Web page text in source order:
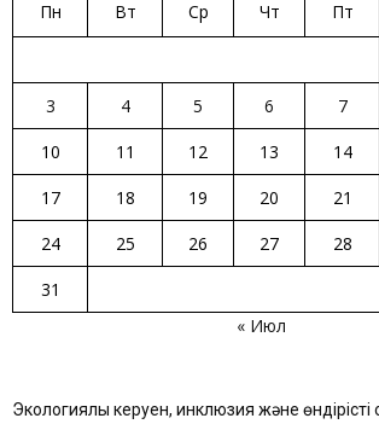
Пн Вт Ср Чт Пт
3
4 5 6 7
10
11 12 13 14
17
18 19 20 21
24
25 26 27 28
31
« Июл
Экологиялық керуен, инклюзия және өндірісті